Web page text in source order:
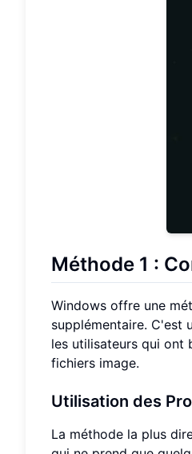
Méthode 1 :
Windows offre une
supplémentaire. C'est
les utilisateurs qui ont
fichiers image.
Utilisation des
La méthode la plus